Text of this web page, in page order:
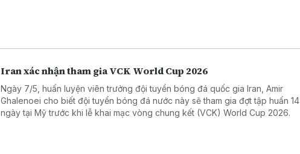
Iran xác nhận tham gia VCK World Cup 2026
Ngày 7/5, huấn luyện viên trưởng đội tuyển bóng đá quốc gia Iran, Amir
Ghalenoei cho biết đội tuyển bóng đá nước này sẽ tham gia đợt tập huấn 14
ngày tại Mỹ trước khi lễ khai mạc vòng chung kết (VCK) World Cup 2026.